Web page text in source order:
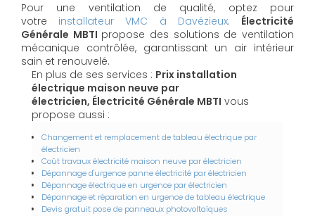
Pour une ventilation de qualité, optez pour
votre installateur VMC à Davézieux. Électricité
Générale MBTI propose des solutions de ventilation
mécanique contrôlée, garantissant un air intérieur
sain et renouvelé.
En plus de ses services : Prix installation
électrique maison neuve par
électricien, Électricité Générale MBTI vous
propose aussi :
Changement et remplacement de tableau électrique par
électricien
Coût travaux électricité maison neuve par électricien
Dépannage d'urgence panne électricité par électricien
Dépannage électrique en urgence par électricien
Dépannage et réparation en urgence de tableau électrique
Devis gratuit pose de panneaux photovoltaïques